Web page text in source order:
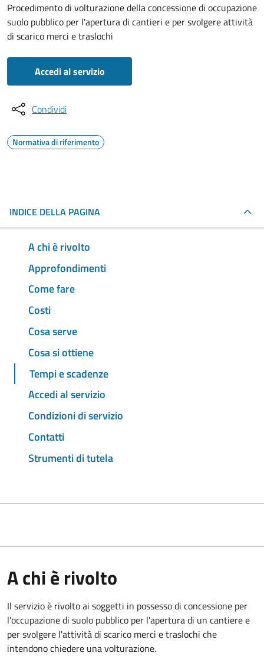
Procedimento di volturazione della concessione di occupazione
suolo pubblico per l'apertura di cantieri e per svolgere attività
di scarico merci e traslochi
Accedi al servizio
Condividi
Normativa di riferimento
INDICE DELLA PAGINA
A chi è rivolto
Approfondimenti
Come fare
Costi
Cosa serve
Cosa si ottiene
Tempi e scadenze
Accedi al servizio
Condizioni di servizio
Contatti
Strumenti di tutela
A chi è rivolto
Il servizio è rivolto ai soggetti in possesso di concessione per
l'occupazione di suolo pubblico per l'apertura di un cantiere e
per svolgere l'attività di scarico merci e traslochi che
intendono chiedere una volturazione.